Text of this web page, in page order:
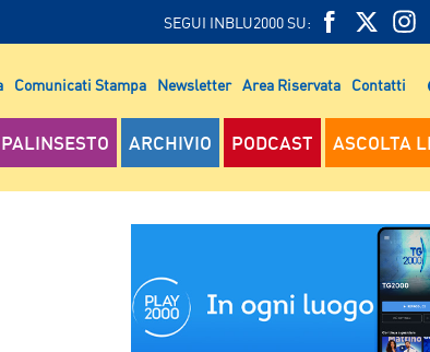
SEGUI INBLU2000 SU:
Comunicati Stampa Newsletter Area Riservata Contatti
PALINSESTO ARCHIVIO PODCAST ASCOLTA